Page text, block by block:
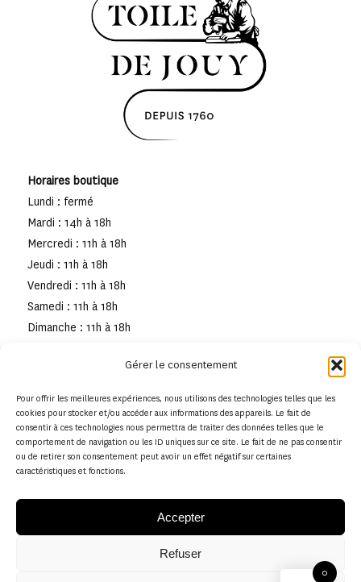
Gérer le consentement
Pour offrir les meilleures expériences, nous utilisons des technologies telles que les
cookies pour stocker et/ou accéder aux informations des appareils. Le fait de
consentir à ces technologies nous permettra de traiter des données telles que le
comportement de navigation ou les ID uniques sur ce site. Le fait de ne pas consentir
ou de retirer son consentement peut avoir un effet négatif sur certaines
caractéristiques et fonctions.
Accepter
Refuser
Horaires boutique
Lundi : fermé
Mardi : 14h à 18h
Mercredi : 11h à 18h
Jeudi : 11h à 18h
Vendredi : 11h à 18h
Samedi : 11h à 18h
Dimanche : 11h à 18h
0